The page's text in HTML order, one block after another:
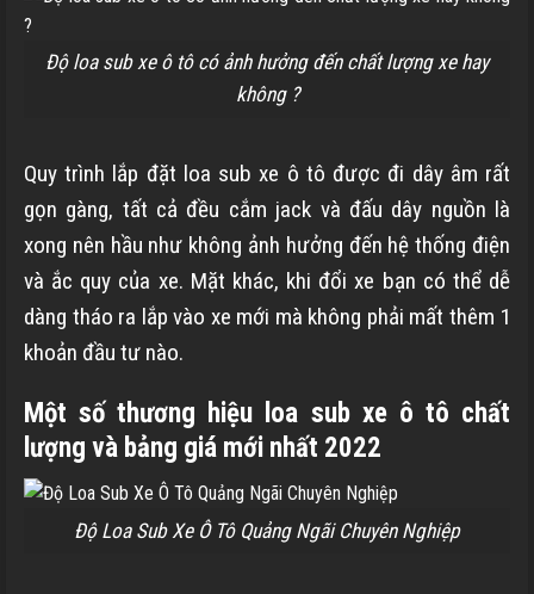
Độ loa sub xe ô tô có ảnh hưởng đến chất lượng xe hay
không ?
Quy trình lắp đặt loa sub xe ô tô được đi dây âm rất
gọn gàng, tất cả đều cắm jack và đấu dây nguồn là
xong nên hầu như không ảnh hưởng đến hệ thống điện
và ắc quy của xe. Mặt khác, khi đổi xe bạn có thể dễ
dàng tháo ra lắp vào xe mới mà không phải mất thêm 1
khoản đầu tư nào.
Một số thương hiệu loa sub xe ô tô chất
lượng và bảng giá mới nhất 2022
Độ Loa Sub Xe Ô Tô Quảng Ngãi Chuyên Nghiệp